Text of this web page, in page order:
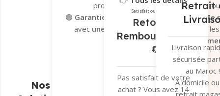
Nos
processus de dépannage et de
🟢 Garantie Tera.ma Seconde Vie – Valable
avec une couverture de 6 mois
contre
réparation ou
Garantie
ici
Satisfait ou remboursé
Retour et
Remboursement
🔄
Pas satisfait de votre
achat ? Vous avez 14
fiables pour
un suivi en
réel et une
optimale de
colis.
👉Tous les
ici
Retrait
Livraison
sécurisée
au Maroc !
À domicile
retrait